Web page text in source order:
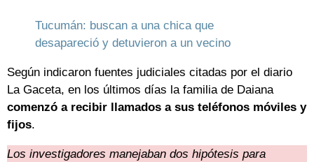
Tucumán: buscan a una chica que
desapareció y detuvieron a un vecino
Según indicaron fuentes judiciales citadas por el diario
La Gaceta, en los últimos días la familia de Daiana
comenzó a recibir llamados a sus teléfonos móviles y
fijos.
Los investigadores manejaban dos hipótesis para